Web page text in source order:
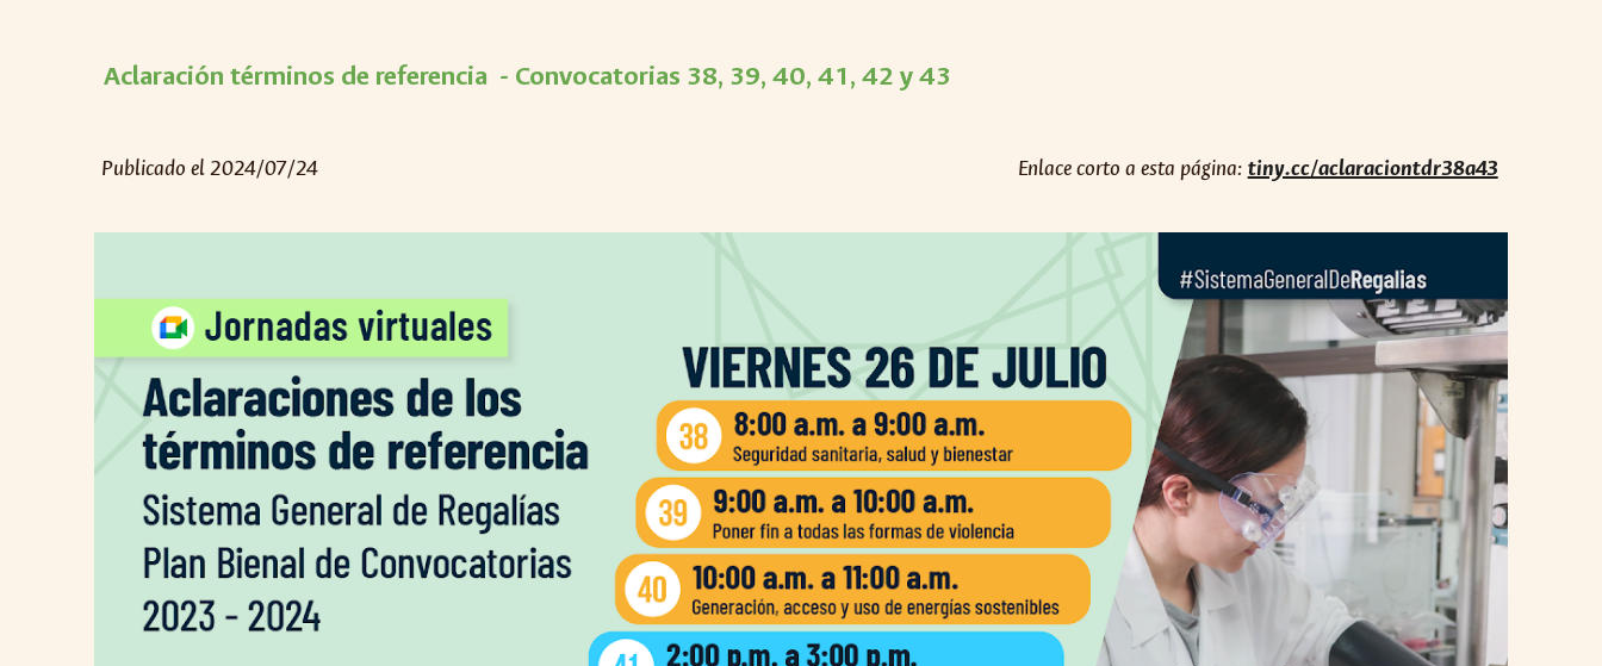
Aclaración términos de referencia - Convocatorias 38, 39, 40, 41, 42 y 43
Publicado el 2024/07/24 Enlace corto a esta página: tiny.cc/aclaraciontdr38a43